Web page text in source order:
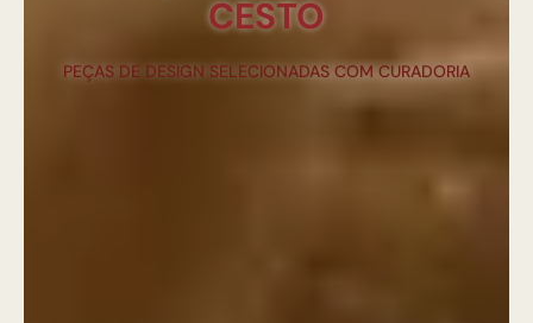
CESTO
PEÇAS DE DESIGN SELECIONADAS COM CURADORIA